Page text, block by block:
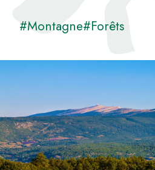
#Montagne#Forêts